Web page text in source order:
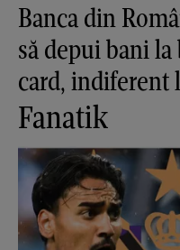
Banca din
să depui bani
card, indiferent
Fanatik